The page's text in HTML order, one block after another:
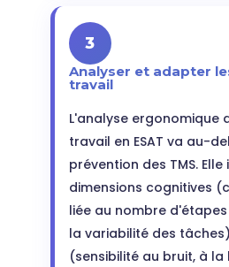
3
Analyser et adapter
travail
L'analyse ergonomique
travail en ESAT va au-
prévention des TMS.
dimensions cognitives
liée au nombre
la variabilité des
(sensibilité au bruit, à la